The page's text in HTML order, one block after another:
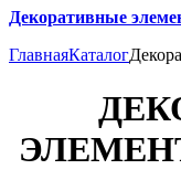
Декоративные
ГлавнаяКаталог